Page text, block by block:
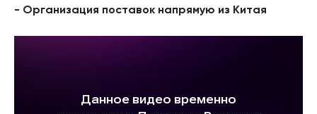
- Организация поставок напрямую из Китая